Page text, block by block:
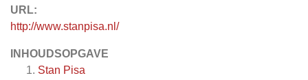
URL:
http://www.stanpisa.nl/
INHOUDSOPGAVE
Stan Pisa